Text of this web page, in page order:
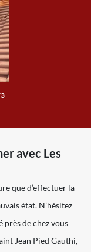
avec Les
que d’effectuer la
état. N’hésitez
de chez vous
Jean Pied Gauthi,